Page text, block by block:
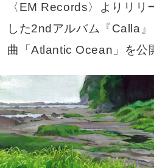
〈EM Records〉よりリリ
した2ndアルバム『Calla
曲「Atlantic Ocean」を公